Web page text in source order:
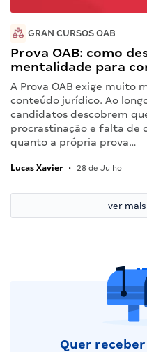
GRAN CURSOS OAB
Prova OAB: como
mentalidade para
A Prova OAB exige muito
conteúdo jurídico. Ao
candidatos descobrem
procrastinação e falta de
quanto a própria prova…
Lucas Xavier • 28 de Julho
ver
Quer